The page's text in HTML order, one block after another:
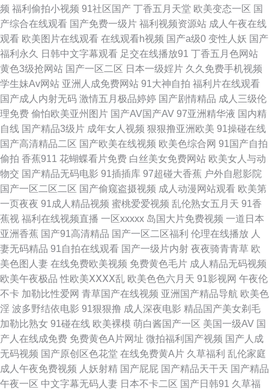
视频精品一区 国色天香中文字幕在 五月花婷婷综合 高清伦理 日本午夜精品
一区二区三区电影 成全免费大全高清 手机影视大全 电影天 日本片网址 99国
精 免费韩剧观看 自产拍精品 老司机色综合 亚洲一日韩 国产丝袜脚交视频 天
美传媒妇乱 的玫瑰在线观看 欧美综合缴情五 91N视频网z 久久加勒比日韩无
码 亚洲偷拍精品一区二区 国产尤物在线 五月丁香婷婷天堂 高清天堂电影网
日韩国品一 Av欧美日韩 日本三级片A av网站总导航 欧美视频在线观看一区
二区 字幕亚洲情99在线 欧美精品国产一区二区 竹菊一区 激情人妻三级 国产
足交 亚洲欧美日韩中字综合 美女隐私尿口视频国产 飘花电影网手机观看版
精品理论电影在线观看 91视频污污污 日韩无码高清正版 国产在线中文 亚洲
国产精品爱 国产清纯女高中生被c 爽灬爽灬爽灬毛及a 大香蕉网伊人 欧美综
合123 91大神黑丝操逼 久久人人·妻色视频 亚洲天堂电影院 国产人妖在线另
类专区 网红思瑞一区二区三区 国产妇女馒 日韩成人性视频 超能计划 欧美日
韩在线精品三区 超级乱婬长篇 手机在线国产视频观看 精品热亚洲一级 91男
频 福利偷拍小视频 91社区国产 丁香五月天堂 欧美变态一区 国
产综合在线观看 国产免费一级片 福利视频资源站 成人午夜在线
观看 欧美图片在线观看 在线观看h视频 国产a级0 变性人妖 国产
福利永久
日韩中文字幕观看 足交在线播放91 丁香五月色网站
黄色3级抢网站 国产一区二区 日本一级婬片 久久免费手机视频
学生妹Av网站 亚洲人成免费网站 91大神自拍 福利片在线观看
国产成人内射无码 激情五月极品婷婷 国产剧情精品 成人三级伦
理免费 偷怕欧美亚州图片 国产AV国产AV 97亚洲精华液 国内精
自线 国产精品3级片 成年女人视频 狠狠撸亚洲欧美 91操碰在线
国产高清精品二区 国产欧美在线视频 欧美色综合网 91国产自拍
偷拍 香蕉911 花蝴蝶看片免费 白丝美女免费网站 欧美女人与动
物交 国产精品无码电影 91插插库 97超碰大香蕉 户外自慰影院
国产一区二区二区 国产偷窥盗摄视频 成人动漫网站观看 欧美第
一页夜夜 91成人精品视频 蜜桃爱爱视频 乱伦熟女五月天 91香
蕉视 福利在线视频直播 一区xxxxx 岛国大片免费视频 一道日本
亚洲香蕉 国产91高清精品 国产一区二区福利 伦理在线播放 人
妻无码精品 91自拍在线观看 国产一级片内射 夜夜骑青青草 欧
美色图人妻 在线免费欧美视频 免费黄色毛片 成人精品无码视频
欧美午夜极品 性欧美ⅩⅩⅩⅩ乱 欧美色色六月天 91影视网 午夜伦
不卡 加勒比性爱网 青草国产在线视频 亚洲国产精品导航 欧美色
淫 波多野结依电影 91狠狠撸 成人深夜电影 精品国产美女剃毛
加勒比熟女 91碰在线 欧美裸模 萌白酱国产一区 美国一级AV 国
产人在线成免费 免费黄色A片网址 微拍福利国产视频 国产人成
无码视频 国产原创区色花堂 在线免费黄A片 久草福利 乱伦家庭
成人午夜免费视频 人妖射精 国产屁屁 国产精品天干天 国产精品
午夜一区 中文字幕无码人妻 日本不卡二区 国产日韩91 久草福